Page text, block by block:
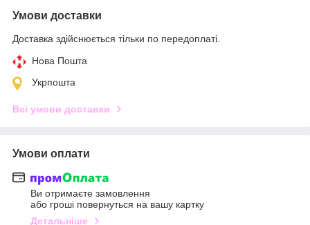
Умови доставки
Доставка здійснюється тільки по передоплаті.
Нова Пошта
Укрпошта
Всі умови доставки
Умови оплати
Ви отримаєте замовлення
або гроші повернуться на вашу картку
Детальніше